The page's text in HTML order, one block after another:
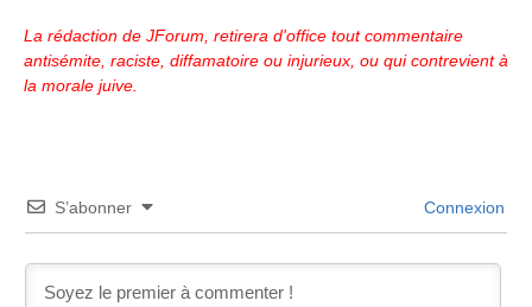
La rédaction de JForum, retirera d'office tout commentaire
antisémite, raciste, diffamatoire ou injurieux, ou qui contrevient à
la morale juive.
S’abonner Connexion